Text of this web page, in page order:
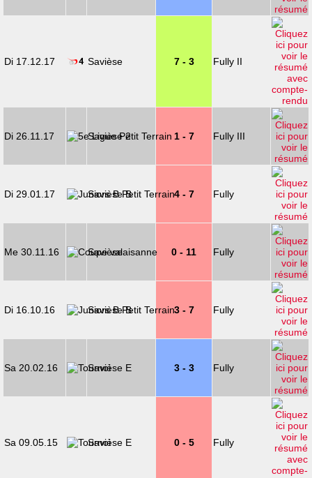
Di 17.12.17 Savièse 7 - 3 Fully II
Di 26.11.17 Savièse 2 1 - 7 Fully III
Di 29.01.17 Savièse B 4 - 7 Fully
Me 30.11.16 Savièse 0 - 11 Fully
Di 16.10.16 Savièse B 3 - 7 Fully
Sa 20.02.16 Savièse E 3 - 3 Fully
Sa 09.05.15 Savièse E 0 - 5 Fully